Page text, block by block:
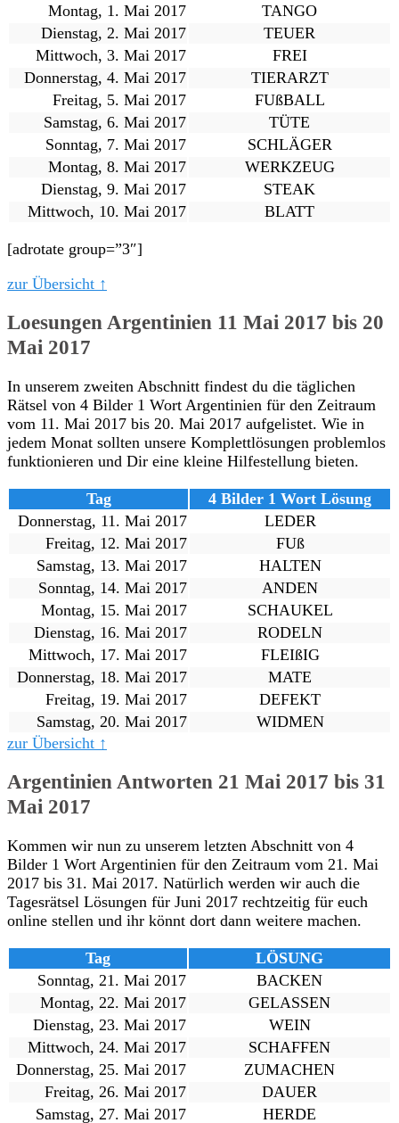
Montag, 1. Mai 2017
TANGO
Dienstag, 2. Mai 2017
TEUER
Mittwoch, 3. Mai 2017
FREI
Donnerstag, 4. Mai 2017
TIERARZT
Freitag, 5. Mai 2017
FUßBALL
Samstag, 6. Mai 2017
TÜTE
Sonntag, 7. Mai 2017
SCHLÄGER
Montag, 8. Mai 2017
WERKZEUG
Dienstag, 9. Mai 2017
STEAK
Mittwoch, 10. Mai 2017
BLATT
[adrotate group=”3″]
zur Übersicht ↑
Loesungen Argentinien 11 Mai 2017 bis 20
Mai 2017
In unserem zweiten Abschnitt findest du die täglichen
Rätsel von 4 Bilder 1 Wort Argentinien für den Zeitraum
vom 11. Mai 2017 bis 20. Mai 2017 aufgelistet. Wie in
jedem Monat sollten unsere Komplettlösungen problemlos
funktionieren und Dir eine kleine Hilfestellung bieten.
Tag
4 Bilder 1 Wort Lösung
Donnerstag, 11. Mai 2017
LEDER
Freitag, 12. Mai 2017
FUß
Samstag, 13. Mai 2017
HALTEN
Sonntag, 14. Mai 2017
ANDEN
Montag, 15. Mai 2017
SCHAUKEL
Dienstag, 16. Mai 2017
RODELN
Mittwoch, 17. Mai 2017
FLEIßIG
Donnerstag, 18. Mai 2017
MATE
Freitag, 19. Mai 2017
DEFEKT
Samstag, 20. Mai 2017
WIDMEN
zur Übersicht ↑
Argentinien Antworten 21 Mai 2017 bis 31
Mai 2017
Kommen wir nun zu unserem letzten Abschnitt von 4
Bilder 1 Wort Argentinien für den Zeitraum vom 21. Mai
2017 bis 31. Mai 2017. Natürlich werden wir auch die
Tagesrätsel Lösungen für Juni 2017 rechtzeitig für euch
online stellen und ihr könnt dort dann weitere machen.
Tag
LÖSUNG
Sonntag, 21. Mai 2017
BACKEN
Montag, 22. Mai 2017
GELASSEN
Dienstag, 23. Mai 2017
WEIN
Mittwoch, 24. Mai 2017
SCHAFFEN
Donnerstag, 25. Mai 2017
ZUMACHEN
Freitag, 26. Mai 2017
DAUER
Samstag, 27. Mai 2017
HERDE